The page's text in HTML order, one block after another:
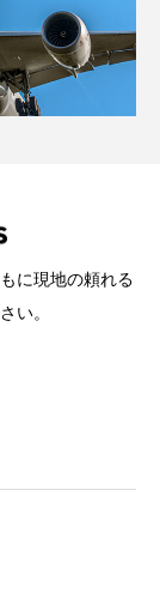
に現地の頼れる
い。